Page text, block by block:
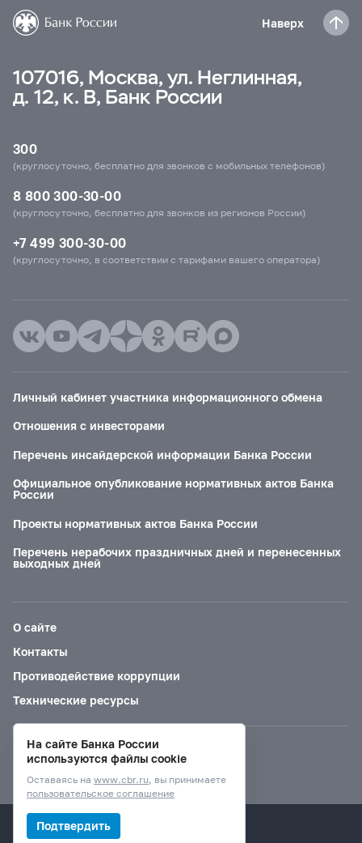
Наверх
107016, Москва, ул. Неглинная,
д. 12, к. В, Банк России
300
(круглосуточно, бесплатно для звонков с мобильных телефонов)
8 800 300-30-00
(круглосуточно, бесплатно для звонков из регионов России)
+7 499 300-30-00
(круглосуточно, в соответствии с тарифами вашего оператора)
Личный кабинет участника информационного обмена
Отношения с инвесторами
Перечень инсайдерской информации Банка России
Официальное опубликование нормативных актов Банка
России
Проекты нормативных актов Банка России
Перечень нерабочих праздничных дней и перенесенных
выходных дней
О сайте
Контакты
Противодействие коррупции
Технические ресурсы
Версия для слабовидящих
© Банк России, 2000–2026.
На сайте Банка России
используются файлы cookie
Оставаясь на www.cbr.ru, вы принимаете
пользовательское соглашение
Подтвердить